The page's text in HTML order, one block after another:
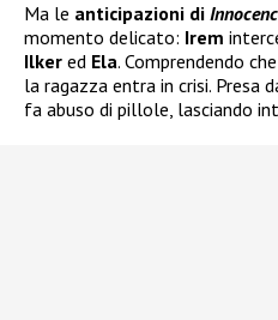
Ma le anticipazioni di
momento delicato: Irem
Ilker ed Ela. Comprendendo
la ragazza entra in crisi. Presa
fa abuso di pillole, lasciando